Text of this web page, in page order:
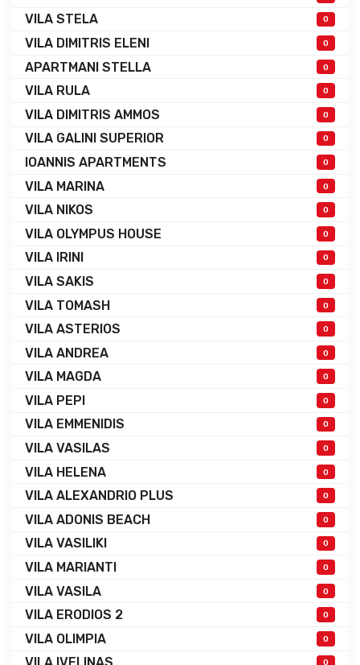
VILA STELA
0
VILA DIMITRIS ELENI 0
APARTMANI STELLA 0
VILA RULA 0
VILA DIMITRIS AMMOS 0
VILA GALINI SUPERIOR 0
IOANNIS APARTMENTS 0
VILA MARINA 0
VILA NIKOS 0
VILA OLYMPUS HOUSE 0
VILA IRINI 0
VILA SAKIS 0
VILA TOMASH 0
VILA ASTERIOS 0
VILA ANDREA 0
VILA MAGDA 0
VILA PEPI 0
VILA EMMENIDIS 0
VILA VASILAS 0
VILA HELENA 0
VILA ALEXANDRIO PLUS 0
VILA ADONIS BEACH 0
VILA VASILIKI 0
VILA MARIANTI 0
VILA VASILA 0
VILA ERODIOS 2 0
VILA OLIMPIA 0
0